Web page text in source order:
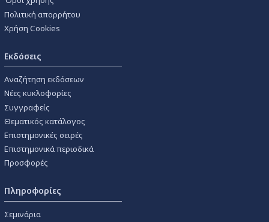
Πολιτική απορρήτου
Χρήση Cookies
Εκδόσεις
Αναζήτηση εκδόσεων
Νέες κυκλοφορίες
Συγγραφείς
Θεματικός κατάλογος
Επιστημονικές σειρές
Επιστημονικά περιοδικά
Προσφορές
Πληροφορίες
Σεμινάρια